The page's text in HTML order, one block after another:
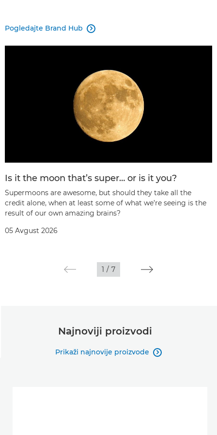
Pogledajte Brand Hub 
Is it the moon that’s super… or is it you?
Supermoons are awesome, but should they take all the
credit alone, when at least some of what we’re seeing is the
result of our own amazing brains?
05 Avgust 2026
1 / 7
Najnoviji proizvodi
Prikaži najnovije proizvode 